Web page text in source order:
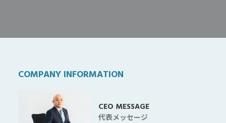
COMPANY INFORMATION
CEO MESSAGE
代表メッセージ